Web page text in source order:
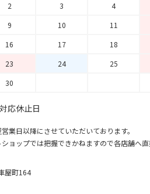
2 3 4
9 10 11
16 17 18
23 24 25
30
応休止日
業日以降にさせていただいております。
ョップでは把握できかねますので各店舗へ
屋町164